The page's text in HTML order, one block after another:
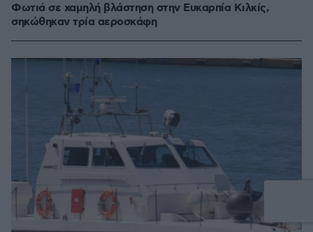
Φωτιά σε χαμηλή βλάστηση στην Ευκαρπία Κιλκίς,
σηκώθηκαν τρία αεροσκάφη